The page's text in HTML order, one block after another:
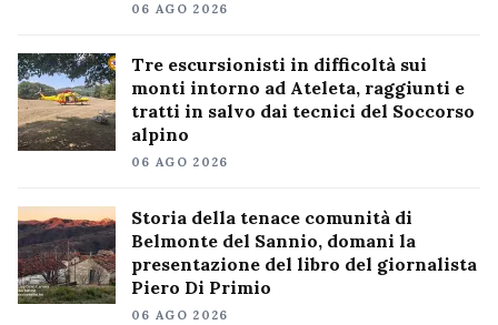
06 AGO 2026
Tre escursionisti in difficoltà sui
monti intorno ad Ateleta, raggiunti e
tratti in salvo dai tecnici del Soccorso
alpino
06 AGO 2026
Storia della tenace comunità di
Belmonte del Sannio, domani la
presentazione del libro del giornalista
Piero Di Primio
06 AGO 2026